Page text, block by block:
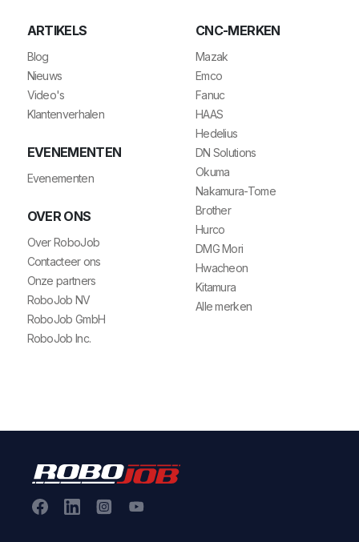
ARTIKELS
Blog
Nieuws
Video's
Klantenverhalen
EVENEMENTEN
Evenementen
OVER ONS
Over RoboJob
Contacteer ons
Onze partners
RoboJob NV
RoboJob GmbH
RoboJob Inc.
CNC-MERKEN
Mazak
Emco
Fanuc
HAAS
Hedelius
DN Solutions
Okuma
Nakamura-Tome
Brother
Hurco
DMG Mori
Hwacheon
Kitamura
Alle merken